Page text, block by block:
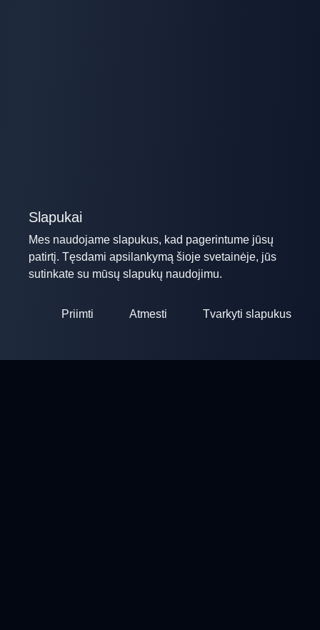
Slapukai
Mes naudojame slapukus, kad pagerintume jūsų
patirtį. Tęsdami apsilankymą šioje svetainėje, jūs
sutinkate su mūsų slapukų naudojimu.
Priimti Atmesti Tvarkyti slapukus